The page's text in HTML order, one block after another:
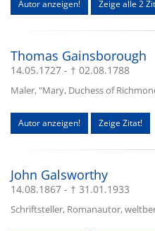
Autor anzeigen! Zeige alle 2
Thomas Gainsborough
14.05.1727 - † 02.08.1788
Maler, "Mary, Duchess of
Autor anzeigen! Zeige Zitat!
John Galsworthy
14.08.1867 - † 31.01.1933
Schriftsteller, Romanautor,